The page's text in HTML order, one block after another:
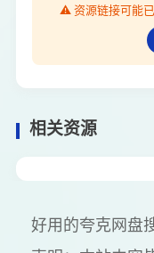
⚠️ 资源链接可能
相关资源
好用的夸克网盘